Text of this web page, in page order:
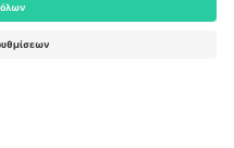
Building A1, Office 302, Dubai,
United Arab Emirates